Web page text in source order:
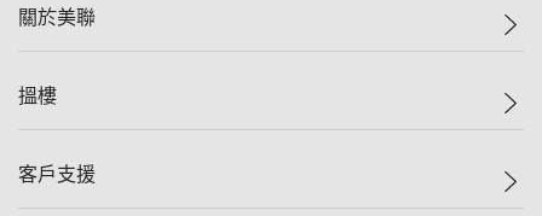
關於美聯
美聯集團
人才招募
搵樓
一手新盤
客戶支援